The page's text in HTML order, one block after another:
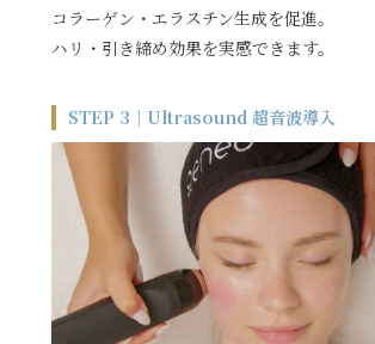
コラーゲン・エラスチン生成を促進。
ハリ・引き締め効果を実感できます。
STEP 3｜Ultrasound 超音波導入